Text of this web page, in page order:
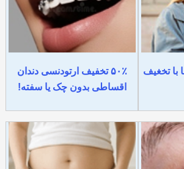
با تخغیف
۵۰٪ تخفیف ارتودنسی دندان
اقساطی بدون چک یا سفته!